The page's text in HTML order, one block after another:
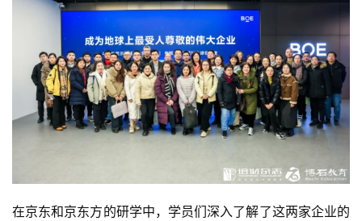
在京东和京东方的研学中，学员们深入了解了这两家企业的